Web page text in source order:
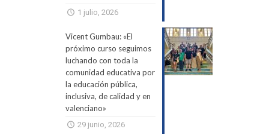
1 julio, 2026
Vicent Gumbau: «El
próximo curso seguimos
luchando con toda la
comunidad educativa por
la educación pública,
inclusiva, de calidad y en
valenciano»
29 junio, 2026